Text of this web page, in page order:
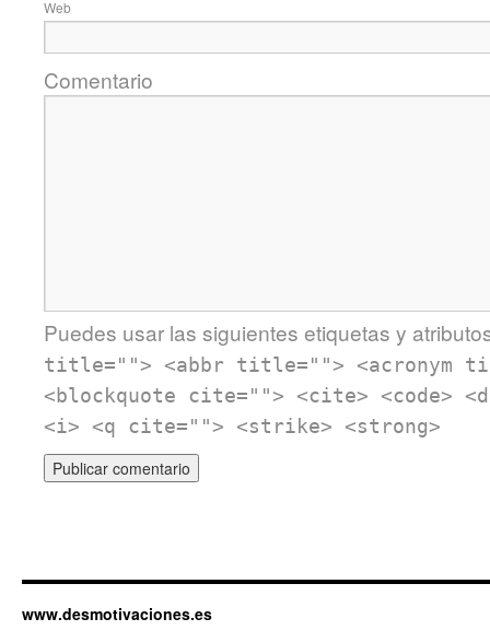
Web
Comentario
Puedes usar las siguientes etiquetas y
title=""> <abbr title=""> <acronym
<blockquote cite=""> <cite> <code>
<i> <q cite=""> <strike> <strong>
www.desmotivaciones.es